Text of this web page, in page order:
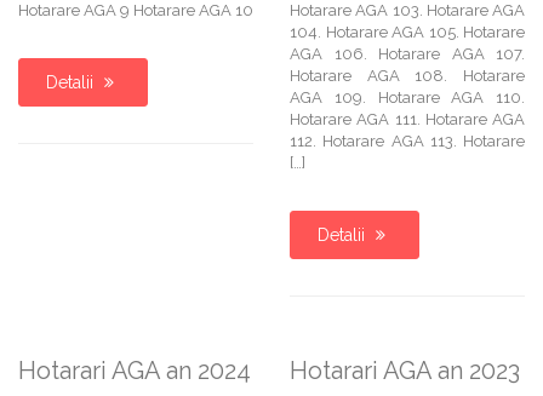
Hotarare AGA 9 Hotarare AGA 10
Detalii
Hotarare AGA 103. Hotarare AGA
104. Hotarare AGA 105. Hotarare
AGA 106. Hotarare AGA 107.
Hotarare AGA 108. Hotarare
AGA 109. Hotarare AGA 110.
Hotarare AGA 111. Hotarare AGA
112. Hotarare AGA 113. Hotarare
[…]
Detalii
Hotarari AGA an 2024 Hotarari AGA an 2023